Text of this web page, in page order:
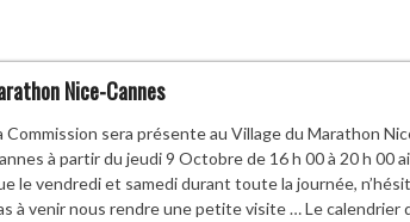
Nice-Cannes
Commission sera présente au Village du Marathon
à partir du jeudi 9 Octobre de 16 h 00 à 20 h 00
le vendredi et samedi durant toute la journée,
à venir nous rendre une petite visite … Le calendrier